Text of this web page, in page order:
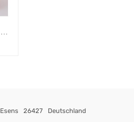
Papier-Kannenfilter M, extra
Esens 26427 Deutschland